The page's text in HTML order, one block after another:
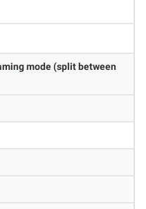
mode (split between